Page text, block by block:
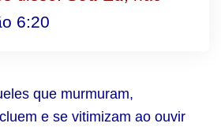
6:20
que murmuram,
e se vitimizam ao ouvir